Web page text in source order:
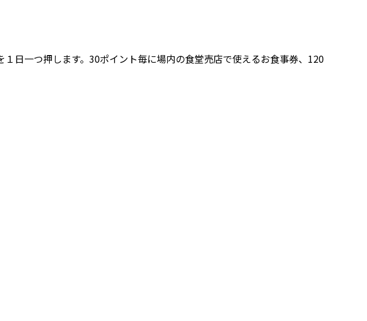
日一つ押します。30ポイント毎に場内の食堂売店で使えるお食事券、120